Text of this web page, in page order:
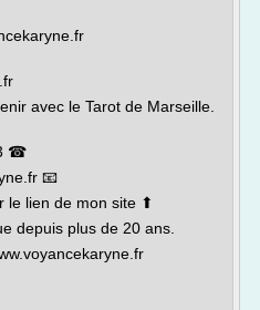
avec le Tarot de Marseille.
☎
📧
le lien de mon site ⬆
depuis plus de 20 ans.